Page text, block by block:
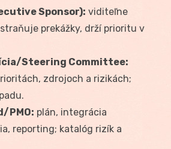
Sponsor): viditeľne
prekážky, drží prioritu v
Steering Committee:
zdrojoch a rizikách;
PMO: plán, integrácia
reporting; katalóg rizík a